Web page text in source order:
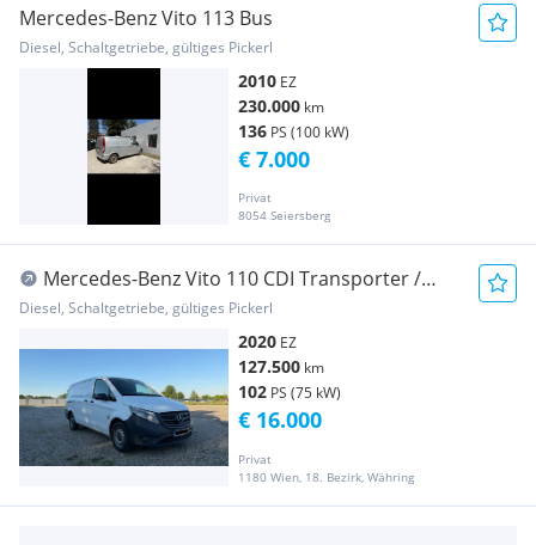
Mercedes-Benz Vito 113 Bus
Diesel, Schaltgetriebe, gültiges Pickerl
2010 EZ
230.000 km
136 PS (100 kW)
Privat
8054 Seiersberg
€ 7.000
Mercedes-Benz Vito 110 CDI Transporter /
Kastenwagen
Diesel, Schaltgetriebe, gültiges Pickerl
2020 EZ
127.500 km
102 PS (75 kW)
Privat
1180 Wien, 18. Bezirk, Währing
€ 16.000